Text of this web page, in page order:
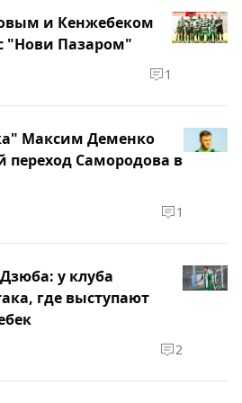
и Кенжебеком
"Нови Пазаром"
1
Максим Деменко
Самородова в
1
у клуба
где выступают
2